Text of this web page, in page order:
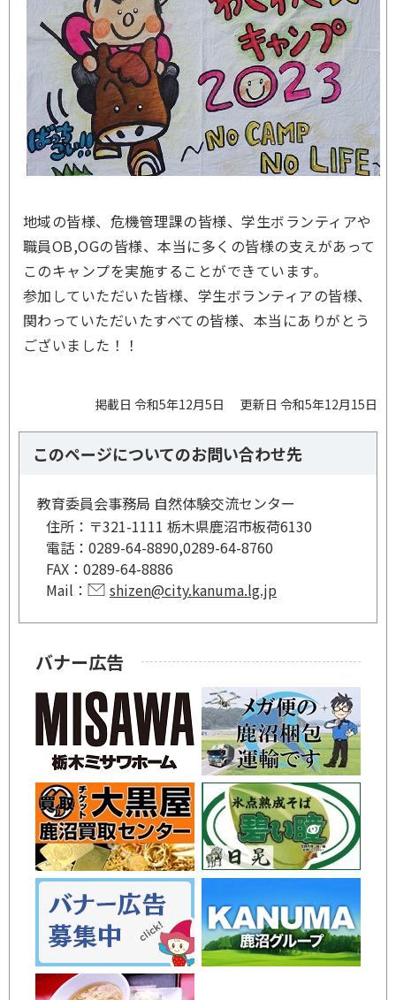
地域の皆様、危機管理課の皆様、学生ボランティアや
職員OB,OGの皆様、本当に多くの皆様の支えがあって
このキャンプを実施することができています。
参加していただいた皆様、学生ボランティアの皆様、
関わっていただいたすべての皆様、本当にありがとう
ございました！！
掲載日 令和5年12月5日 更新日 令和5年12月15日
このページについてのお問い合わせ先
教育委員会事務局 自然体験交流センター
住所： 〒321-1111 栃木県鹿沼市板荷6130
電話： 0289-64-8890,0289-64-8760
FAX： 0289-64-8886
Mail：
shizen@city.kanuma.lg.jp
バナー広告